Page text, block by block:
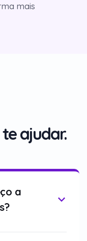
mais
ajudar.
a